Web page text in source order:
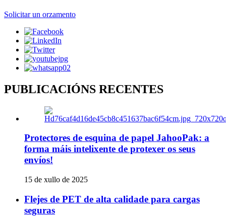
Solicitar un orzamento
PUBLICACIÓNS RECENTES
Protectores de esquina de papel JahooPak: a
forma máis intelixente de protexer os seus
envíos!
15 de xullo de 2025
Flejes de PET de alta calidade para cargas
seguras